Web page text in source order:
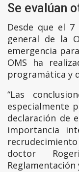
Se evalúan
Desde que el
general de la
emergencia
OMS ha
programática y
“Las
especialmente
declaración de
importancia
doctor
Reglamentación